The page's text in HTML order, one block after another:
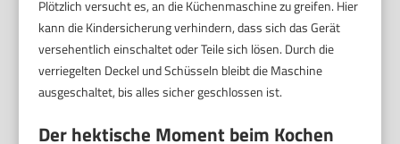
Plötzlich versucht es, an die Küchenmaschine zu greifen. Hier
kann die Kindersicherung verhindern, dass sich das Gerät
versehentlich einschaltet oder Teile sich lösen. Durch die
verriegelten Deckel und Schüsseln bleibt die Maschine
ausgeschaltet, bis alles sicher geschlossen ist.
Der hektische Moment beim Kochen